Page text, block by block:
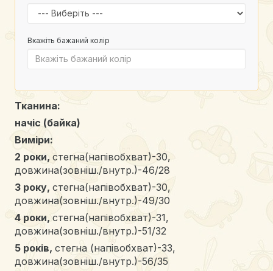
Вкажіть бажаний колір
Тканина:
начіс (байка)
Виміри:
2 роки, стегна(напівобхват)-30,
довжина(зовніш./внутр.)-46/28
3 року, стегна(напівобхват)-30,
довжина(зовніш./внутр.)-49/30
4 роки, стегна(напівобхват)-31,
довжина(зовніш./внутр.)-51/32
5 років, стегна (напівобхват)-33,
довжина(зовніш./внутр.)-56/35